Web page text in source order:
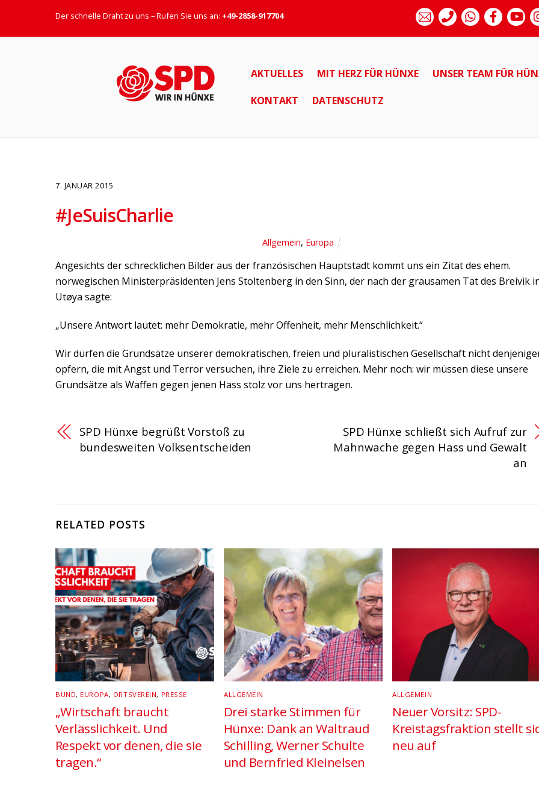
Der schnelle Draht zu uns – Rufen Sie uns an: +49-2858-917704
AKTUELLES MIT HERZ FÜR HÜNXE UNSER TEAM FÜR
KONTAKT DATENSCHUTZ
7. JANUAR 2015
#JeSuisCharlie
Allgemein, Europa
Angesichts der schrecklichen Bilder aus der französischen Hauptstadt kommt uns ein Zitat des ehem.
norwegischen Ministerpräsidenten Jens Stoltenberg in den Sinn, der nach der grausamen Tat des Breivik
Utøya sagte:
„Unsere Antwort lautet: mehr Demokratie, mehr Offenheit, mehr Menschlichkeit.“
Wir dürfen die Grundsätze unserer demokratischen, freien und pluralistischen Gesellschaft nicht
opfern, die mit Angst und Terror versuchen, ihre Ziele zu erreichen. Mehr noch: wir müssen diese unsere
Grundsätze als Waffen gegen jenen Hass stolz vor uns hertragen.
SPD Hünxe begrüßt Vorstoß zu
bundesweiten Volksentscheiden
SPD Hünxe schließt sich Aufruf zur
Mahnwache gegen Hass und Gewalt
an
RELATED POSTS
BUND, EUROPA, ORTSVEREIN, PRESSE
„Wirtschaft braucht
Verlässlichkeit. Und
Respekt vor denen, die sie
tragen.“
ALLGEMEIN
Drei starke Stimmen für
Hünxe: Dank an Waltraud
Schilling, Werner Schulte
und Bernfried Kleinelsen
ALLGEMEIN
Neuer Vorsitz: SPD-
Kreistagsfraktion stellt
neu auf